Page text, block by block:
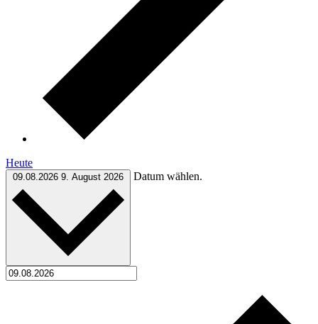
Heute
09.08.2026 9. August 2026 Datum wählen.